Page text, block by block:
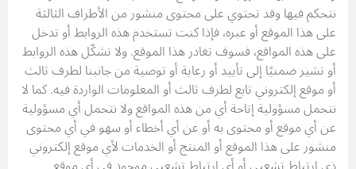
نتحكم فيها وقد تحتوي على محتوى منشور من الأطراف الثالثة
على هذا الموقع أو عبره، فإذا كنت تستخدم هذه الروابط أو تدخل
على هذه المواقع، فسوف تغادر هذا الموقع. ولا تشكّل هذه الروابط
أو تشير ضمنيًا إلى تأييد أو رعاية أو توصية من جانبنا لطرف ثالث
أو موقع إلكتروني تابع لطرف ثالث أو المعلومات الواردة فيه. كما لا
نتحمل مسؤولية إتاحة أي من هذه المواقع ولا نتحمل أي مسؤولية
عن أي موقع أو محتوى به أو عن أي أخطاء أو سهو في أي محتوى
منشور على هذا الموقع أو المنتج أو الخدمات لأي موقع إلكتروني